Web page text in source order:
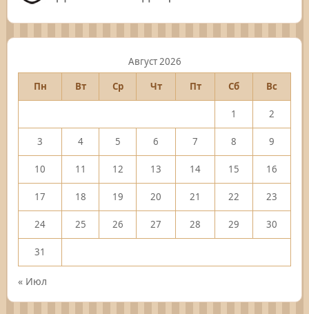
Август 2026
Пн
Вт Ср Чт Пт Сб Вс
1 2
3 4 5 6 7 8 9
10 11 12 13 14 15 16
17 18 19 20 21 22 23
24 25 26 27 28 29 30
31
« Июл